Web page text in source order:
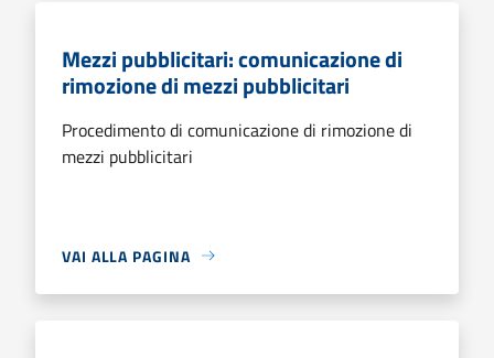
Mezzi pubblicitari: comunicazione di
rimozione di mezzi pubblicitari
Procedimento di comunicazione di rimozione di
mezzi pubblicitari
VAI ALLA PAGINA